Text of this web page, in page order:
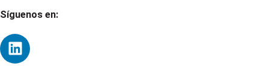
Síguenos en: